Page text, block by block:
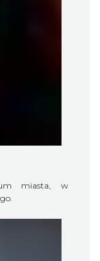
miasta, w